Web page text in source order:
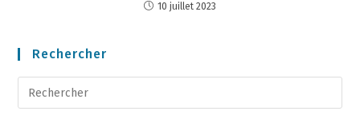
10 juillet 2023
Rechercher